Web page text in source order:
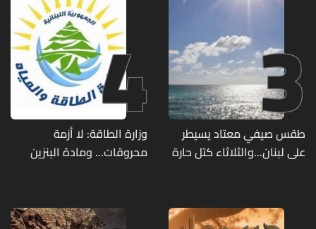
3
طقس صيفي معتاد يسيطر
على لبنان...والثلاثاء كتل حارة
4
وزارة الطاقة: لا أزمة
محروقات... ومادة البنزين